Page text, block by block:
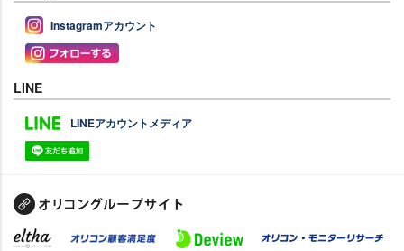
Instagramアカウント
LINE
LINEアカウントメディア